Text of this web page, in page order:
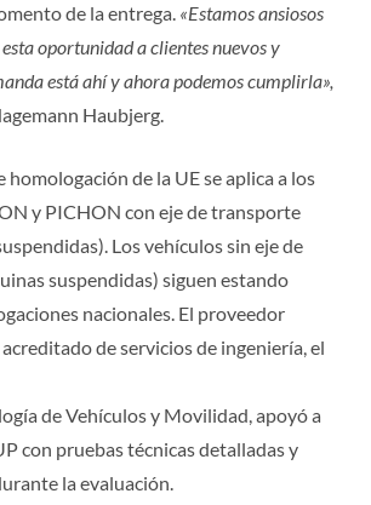
de la entrega. «Estamos ansiosos
oportunidad a clientes nuevos y
está ahí y ahora podemos cumplirla»,
Haubjerg.
homologación de la UE se aplica a los
y PICHON con eje de transporte
Los vehículos sin eje de
suspendidas) siguen estando
nacionales. El proveedor
de servicios de ingeniería, el
de Vehículos y Movilidad, apoyó a
con pruebas técnicas detalladas y
la evaluación.